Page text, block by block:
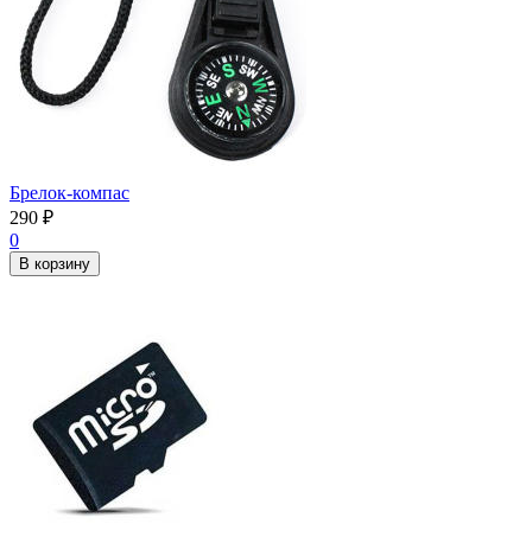
Брелок-компас
290 ₽
0
В корзину